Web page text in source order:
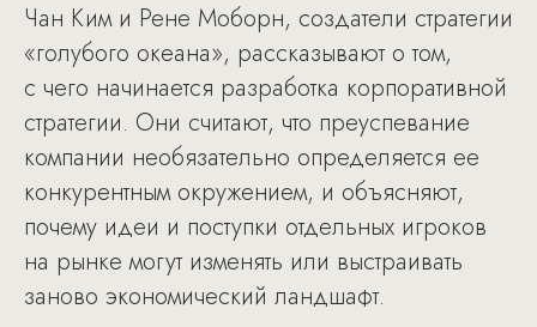
Чан Ким и Рене Моборн, создатели стратегии
«голубого океана», рассказывают о том,
с чего начинается разработка корпоративной
стратегии. Они считают, что преуспевание
компании необязательно определяется ее
конкурентным окружением, и объясняют,
почему идеи и поступки отдельных игроков
на рынке могут изменять или выстраивать
заново экономический ландшафт.